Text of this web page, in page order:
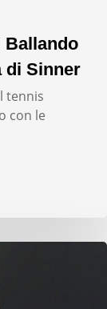
Ballando
di Sinner
tennis
con le